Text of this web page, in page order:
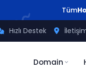
Tüm
Hızlı Destek
Domain